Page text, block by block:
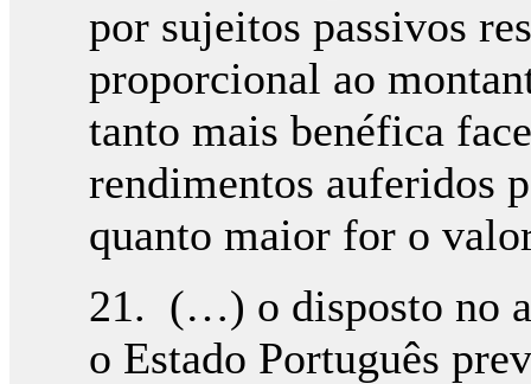
por sujeitos passivos
proporcional ao
tanto mais benéfica
rendimentos auferidos
quanto maior for o
21. (…) o disposto no
o Estado Português